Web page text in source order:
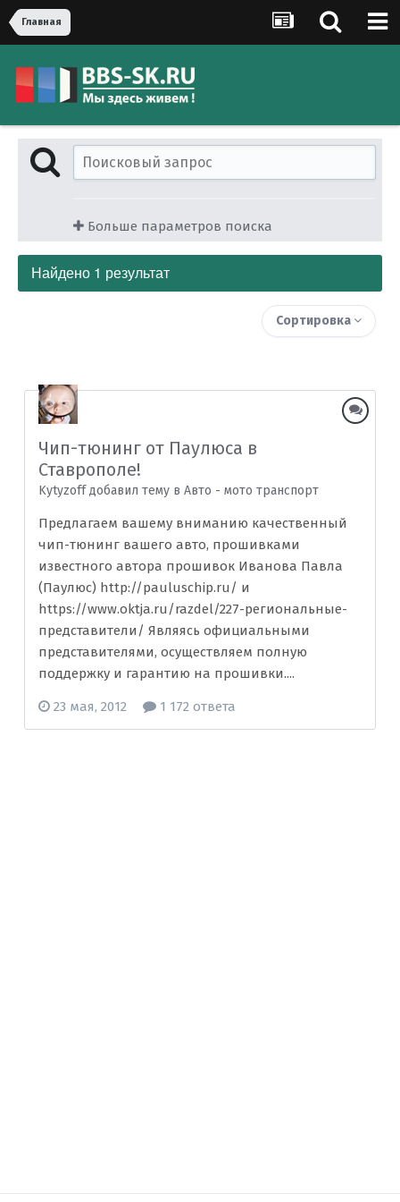
Главная
Больше параметров поиска
Найдено 1 результат
Сортировка
Чип-тюнинг от Паулюса в
Ставрополе!
Kytyzoff добавил тему в Авто - мото транспорт
Предлагаем вашему вниманию качественный
чип-тюнинг вашего авто, прошивками
известного автора прошивок Иванова Павла
(Паулюс) http://pauluschip.ru/ и
https://www.oktja.ru/razdel/227-региональные-
представители/ Являясь официальными
представителями, осуществляем полную
поддержку и гарантию на прошивки....
23 мая, 2012 1 172 ответа